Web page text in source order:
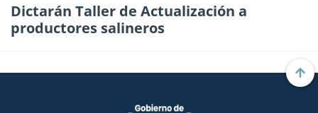
Dictarán Taller de Actualización a
productores salineros